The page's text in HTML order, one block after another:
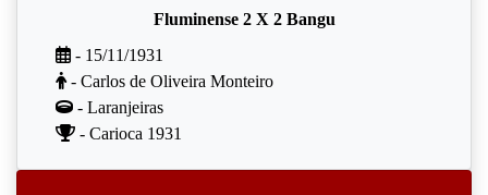
Fluminense 2 X 2 Bangu
- 15/11/1931
- Carlos de Oliveira Monteiro
- Laranjeiras
- Carioca 1931